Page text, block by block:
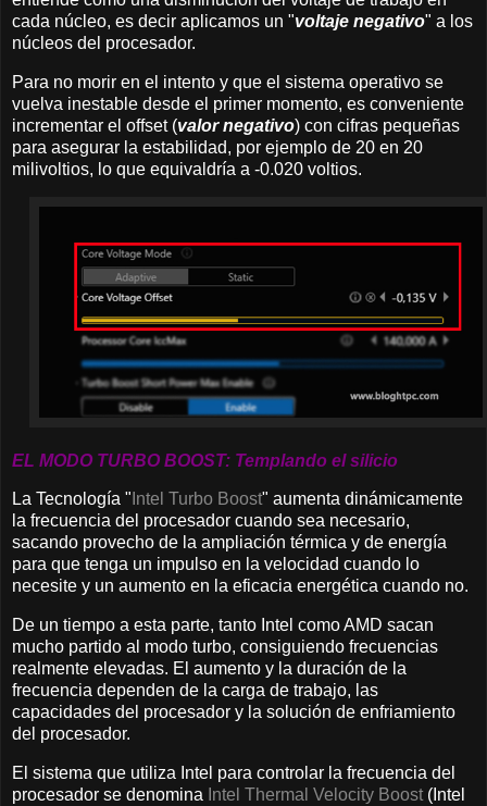
cada núcleo, es decir aplicamos un "voltaje negativo" a los
núcleos del procesador.
Para no morir en el intento y que el sistema operativo se
vuelva inestable desde el primer momento, es conveniente
incrementar el offset (valor negativo) con cifras pequeñas
para asegurar la estabilidad, por ejemplo de 20 en 20
milivoltios, lo que equivaldría a -0.020 voltios.
EL MODO TURBO BOOST: Templando el silicio
La Tecnología " Intel Turbo Boost" aumenta dinámicamente
la frecuencia del procesador cuando sea necesario,
sacando provecho de la ampliación térmica y de energía
para que tenga un impulso en la velocidad cuando lo
necesite y un aumento en la eficacia energética cuando no.
De un tiempo a esta parte, tanto Intel como AMD sacan
mucho partido al modo turbo, consiguiendo frecuencias
realmente elevadas. El aumento y la duración de la
frecuencia dependen de la carga de trabajo, las
capacidades del procesador y la solución de enfriamiento
del procesador.
El sistema que utiliza Intel para controlar la frecuencia del
procesador se denomina Intel Thermal Velocity Boost (Intel